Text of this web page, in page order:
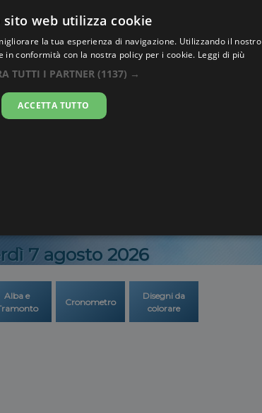
.co
Casablanca
7 agosto 2026
Alba e
Cronometro
Disegni da
colorare
sito web utilizza cookie
la tua esperienza di navigazione. Utilizzando il nostro
in conformità con la nostra policy per i cookie. Leggi di più
TUTTI I PARTNER (1137) →
ACCETTA TUTTO